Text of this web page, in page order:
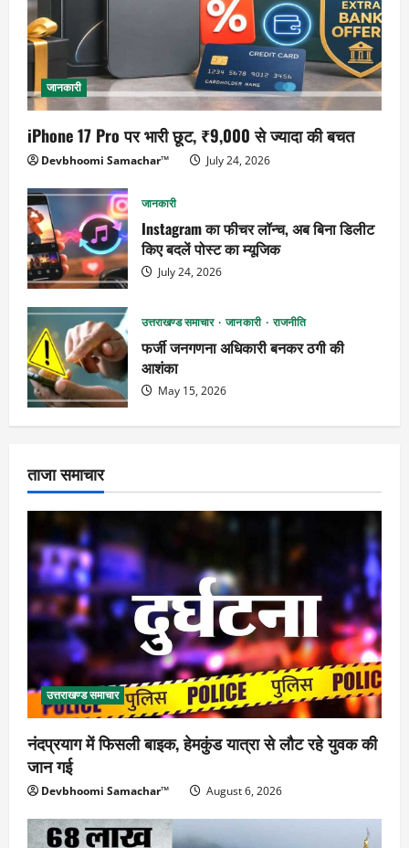
जानकारी
iPhone 17 Pro पर भारी छूट, ₹9,000 से ज्यादा की बचत
Devbhoomi Samachar™ July 24, 2026
जानकारी
Instagram का फीचर लॉन्च, अब बिना डिलीट
किए बदलें पोस्ट का म्यूजिक
July 24, 2026
उत्तराखण्ड समाचार जानकारी राजनीति
फर्जी जनगणना अधिकारी बनकर ठगी की
आशंका
May 15, 2026
ताजा समाचार
उत्तराखण्ड समाचार
नंदप्रयाग में फिसली बाइक, हेमकुंड यात्रा से लौट रहे युवक की
जान गई
Devbhoomi Samachar™ August 6, 2026